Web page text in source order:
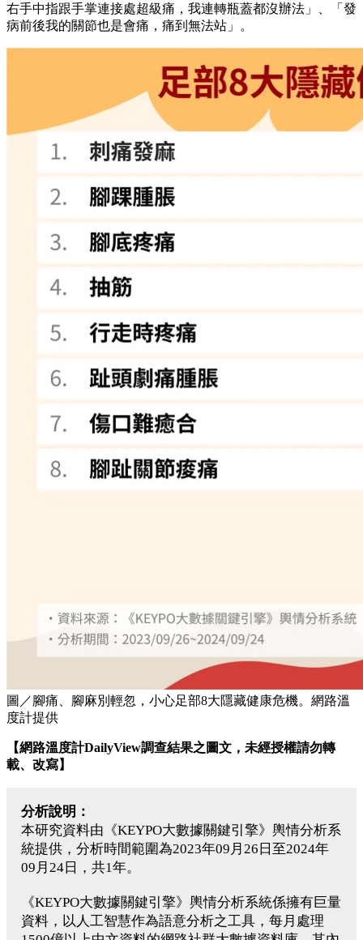
右手中指跟手掌連接處超級痛，我連轉瓶蓋都沒辦法」、「發
病前後我的關節也是會痛，痛到無法站」。
圖／腳痛、腳麻別輕忽，小心足部8大隱藏健康危機。網路溫
度計提供
【網路溫度計DailyView調查結果之圖文，未經授權請勿轉
載、改寫】
分析說明：
本研究資料由《KEYPO大數據關鍵引擎》輿情分析系
統提供，分析時間範圍為2023年09月26日至2024年
09月24日，共1年。
《KEYPO大數據關鍵引擎》輿情分析系統係擁有巨量
資料，以人工智慧作為語意分析之工具，每月處理